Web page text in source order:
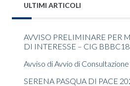
ULTIMI ARTICOLI
AVVISO PRELIMINARE PER
DI INTERESSE – CIG
Avviso di Avvio di Consultazione
SERENA PASQUA DI PACE